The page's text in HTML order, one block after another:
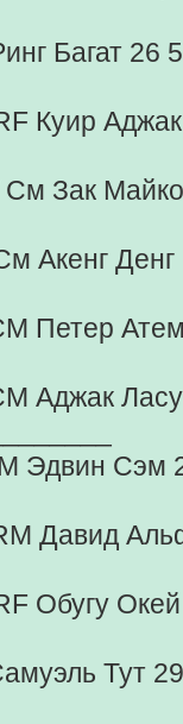
Багат 26
Куир
Зак
Акенг
Петер
Аджак
Эдвин Сэм
Давид
Обугу
Тут